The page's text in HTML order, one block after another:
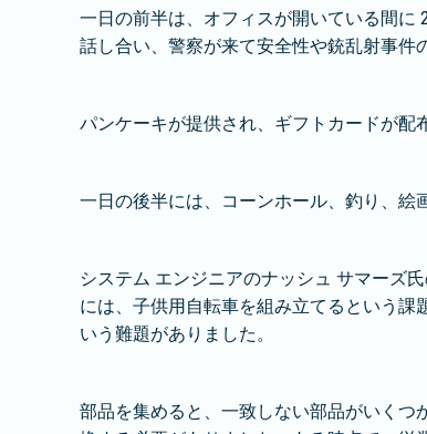
一日の前半は、オフィスが開いている間に
話し合い、警察が来て安全性や銃乱射事件
パンケーキが提供され、ギフトカードが配
一日の後半には、コーンホール、釣り、絵
システム エンジニアのナッシュ サマーズ
には、子供用自転車を組み立てるという
いう難題がありました。
部品を集めると、一致しない部品がいく